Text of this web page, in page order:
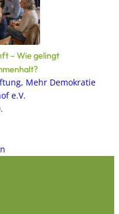
– Wie gelingt
Mehr Demokratie
e.V.